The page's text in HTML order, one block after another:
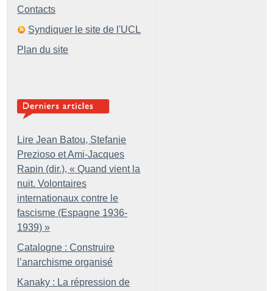
Contacts
Syndiquer le site de l'UCL
Plan du site
Lire Jean Batou, Stefanie
Prezioso et Ami-Jacques
Rapin (dir.), « Quand vient la
nuit. Volontaires
internationaux contre le
fascisme (Espagne 1936-
1939) »
Catalogne : Construire
l’anarchisme organisé
Kanaky : La répression de